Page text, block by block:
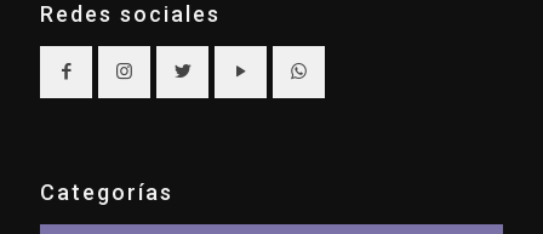
Redes sociales
Categorías